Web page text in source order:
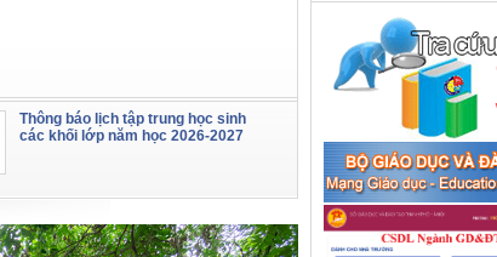
Thông báo lịch tập trung học sinh
các khối lớp năm học 2026-2027